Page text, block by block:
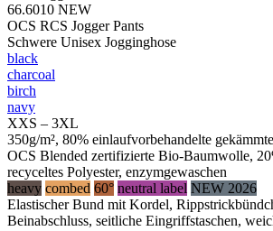
66.6010 NEW
OCS RCS Jogger Pants
Schwere Unisex Jogginghose
black
charcoal
birch
navy
XXS – 3XL
350g/m², 80% einlaufvorbehandelte
OCS Blended zertifizierte Bio-Baumwolle,
recyceltes Polyester, enzymgewaschen
heavy combed 60° neutral label NEW 2026
Elastischer Bund mit Kordel,
Beinabschluss, seitliche Eingriffstaschen,